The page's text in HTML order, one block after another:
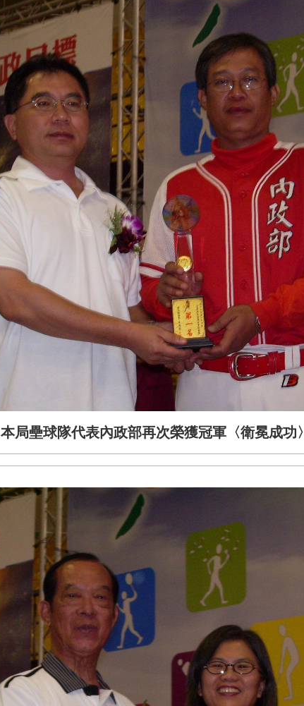
本局壘球隊代表內政部再次榮獲冠軍〈衛冕成功〉